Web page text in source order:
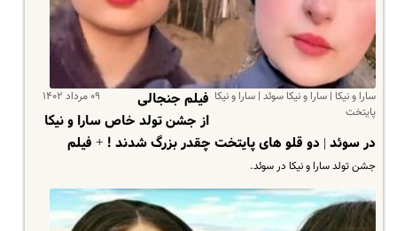
سارا و نیکا | سارا و نیکا سوئد | سارا و نیکا
پایتخت
۰۹ مرداد ۱۴۰۲
فیلم جنجالی
از جشن تولد خاص سارا و نیکا
در سوئد | دو قلو های پایتخت چقدر بزرگ شدند ! + فیلم
جشن تولد سارا و نیکا در سوئد.